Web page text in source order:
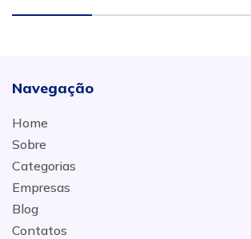
Navegação
Home
Sobre
Categorias
Empresas
Blog
Contatos